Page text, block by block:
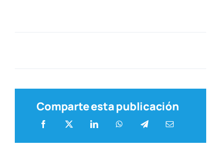
Comparte esta publicación